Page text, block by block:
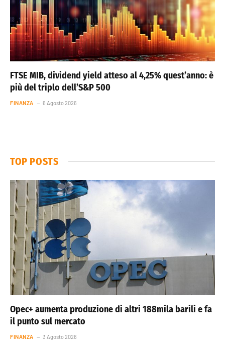
FTSE MIB, dividend yield atteso al 4,25% quest’anno: è
più del triplo dell’S&P 500
FINANZA 6 Agosto 2026
TOP POSTS
Opec+ aumenta produzione di altri 188mila barili e fa
il punto sul mercato
FINANZA 3 Agosto 2026